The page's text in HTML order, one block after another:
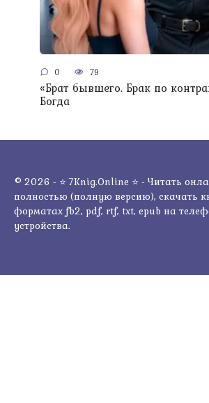
0 79
«Брат бывшего. Брак по
Богда
© 2026 - ⭐ 7Knig.Online ⭐ - Читать
полностью (полную версию), скачать
форматах fb2, pdf, rtf, txt, epub на
устройства.